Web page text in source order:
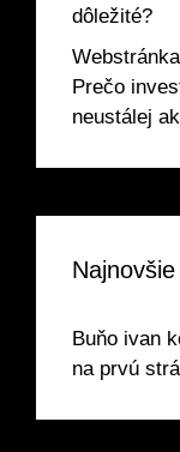
dôležité?
Prečo
neustálej
Buňo ivan
na prvú